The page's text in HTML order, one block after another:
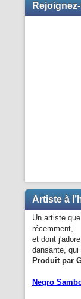
Artiste à
Un artiste
récemment,
et dont
dansante, qui
Produit par
Negro